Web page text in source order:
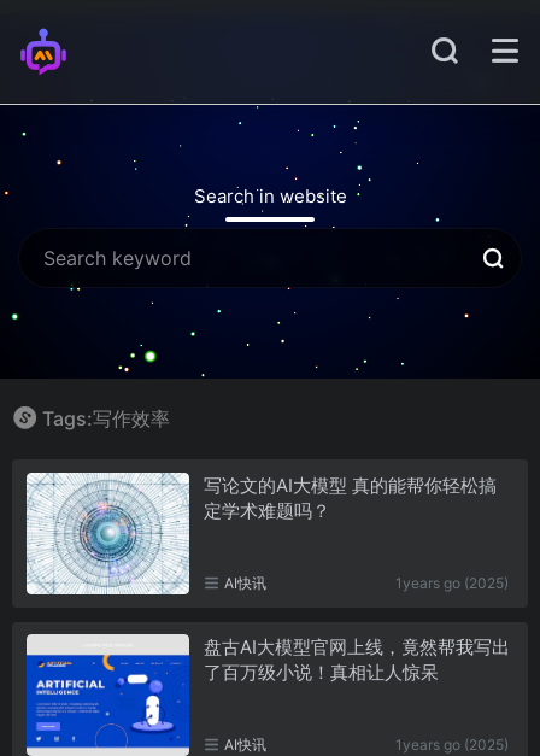
Search in website
Tags:写作效率
写论文的AI大模型 真的能帮你轻松搞
定学术难题吗？
AI快讯 1years go (2025)
盘古AI大模型官网上线，竟然帮我写出
了百万级小说！真相让人惊呆
AI快讯 1years go (2025)